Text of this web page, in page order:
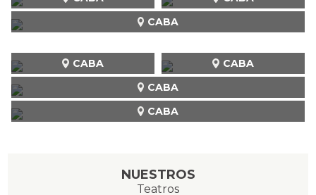
CABA
CABA
CABA CABA
CABA
NUESTROS
Teatros